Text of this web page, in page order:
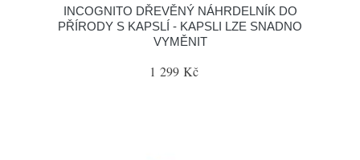
INCOGNITO DŘEVĚNÝ NÁHRDELNÍK DO
PŘÍRODY S KAPSLÍ - KAPSLI LZE SNADNO
VYMĚNIT
1 299 Kč